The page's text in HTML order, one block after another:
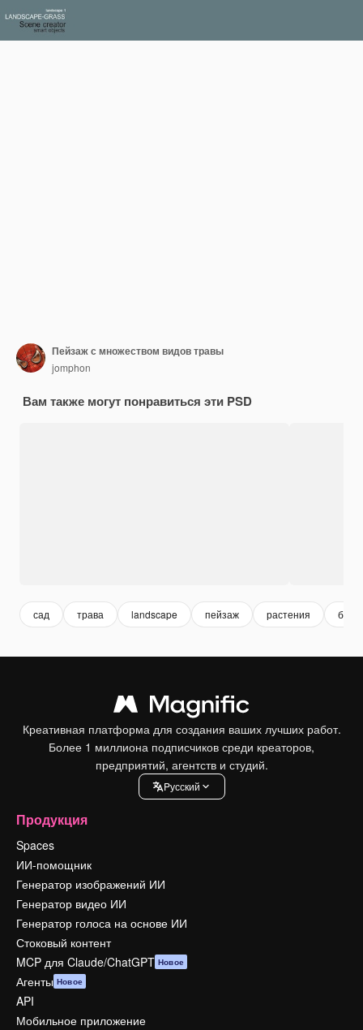
Пейзаж с множеством видов травы
jomphon
Вам также могут понравиться эти PSD
сад трава landscape пейзаж растения
Креативная платформа для создания ваших лучших работ.
Более 1 миллиона подписчиков среди креаторов,
предприятий, агентств и студий.
Pусский
Продукция
Spaces
ИИ-помощник
Генератор изображений ИИ
Генератор видео ИИ
Генератор голоса на основе ИИ
Стоковый контент
MCP для Claude/ChatGPT Новое
Агенты Новое
API
Мобильное приложение